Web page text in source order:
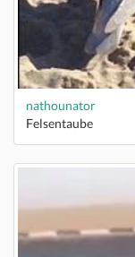
nathounator
Felsentaube